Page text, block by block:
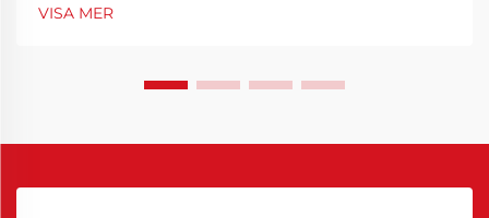
nödvändighet. Att optimera hur formarna fungerar
VISA MER